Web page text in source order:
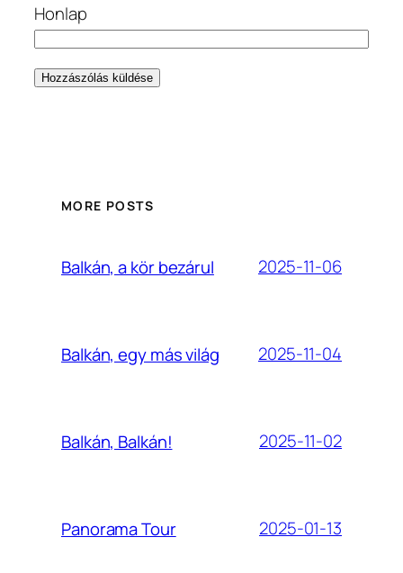
Honlap
MORE POSTS
Balkán, a kör bezárul 2025-11-06
Balkán, egy más világ 2025-11-04
Balkán, Balkán! 2025-11-02
Panorama Tour 2025-01-13